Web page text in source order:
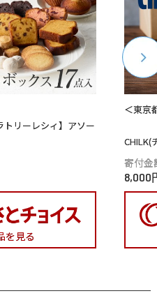
トリーレシィ】アソー
を見る
＜東京
CHILK(
寄付金
8,000